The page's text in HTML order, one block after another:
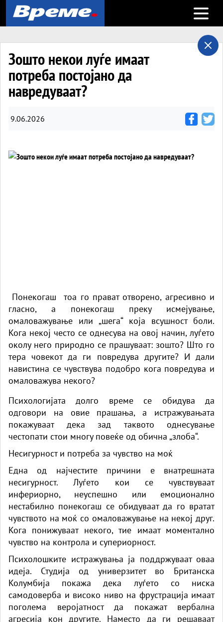
Open
Зошто некои луѓе имаат
потреба постојано да
навредуваат?
9.06.2026
Понекогаш тоа го прават отворено, агресивно и
гласно, а понекогаш преку исмејување,
омаловажување или „шега“ која всушност боли.
Кога некој често се однесува на овој начин, луѓето
околу него природно се прашуваат: зошто? Што го
тера човекот да ги повредува другите? И дали
навистина се чувствува подобро кога повредува и
омаловажува некого?
Психологијата долго време се обидува да
одговори на овие прашања, а истражувањата
покажуваат дека зад таквото однесување
честопати стои многу повеќе од обична „злоба“.
Несигурност и потреба за чувство на моќ
Една од најчестите причини е внатрешната
несигурност. Луѓето кои се чувствуваат
инфериорно, неуспешно или емоционално
нестабилно понекогаш се обидуваат да го вратат
чувството на моќ со омаловажување на некој друг.
Кога понижуваат некого, тие имаат моментално
чувство на контрола и супериорност.
Психолошките истражувања ја поддржуваат оваа
идеја. Студија од универзитет во Британска
Колумбија покажа дека луѓето со ниска
самодоверба и високо ниво на фрустрација имаат
поголема веројатност да покажат вербална
агресија кон другите. Наместо да ги решаваат